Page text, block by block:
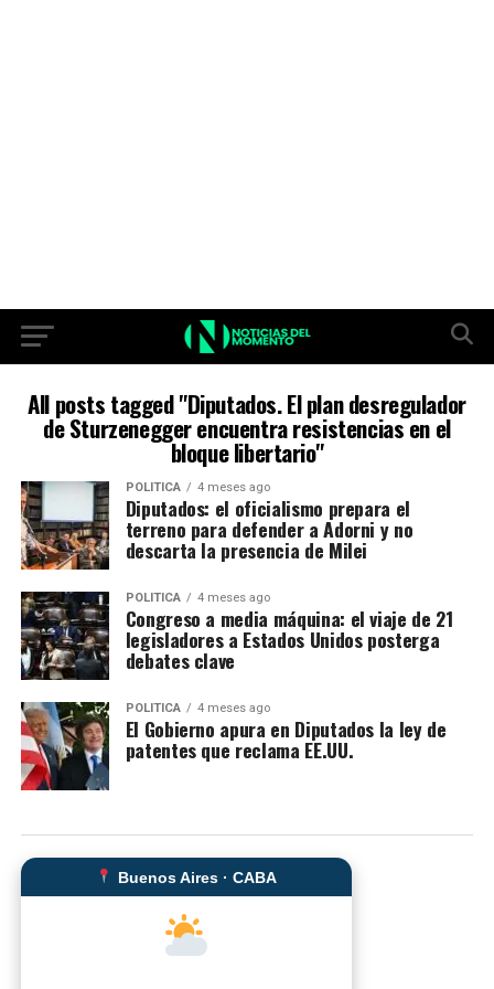
All posts tagged "Diputados. El plan desregulador
de Sturzenegger encuentra resistencias en el
bloque libertario"
POLITICA 4 meses ago
Diputados: el oficialismo prepara el
terreno para defender a Adorni y no
descarta la presencia de Milei
POLITICA 4 meses ago
Congreso a media máquina: el viaje de 21
legisladores a Estados Unidos posterga
debates clave
POLITICA 4 meses ago
El Gobierno apura en Diputados la ley de
patentes que reclama EE.UU.
Buenos Aires · CABA